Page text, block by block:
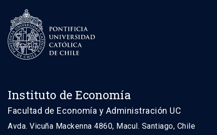
Instituto de Economía
Facultad de Economía y Administración UC
Avda. Vicuña Mackenna 4860, Macul. Santiago, Chile